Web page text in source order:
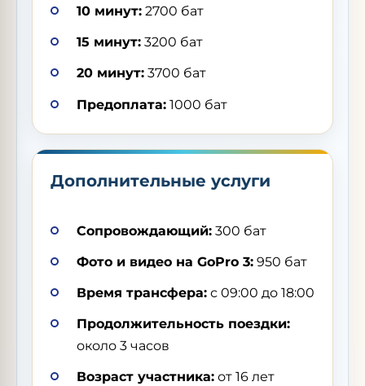
10 минут: 2700 бат
15 минут: 3200 бат
20 минут: 3700 бат
Предоплата: 1000 бат
Дополнительные услуги
Сопровождающий: 300 бат
Фото и видео на GoPro 3: 950 бат
Время трансфера: с 09:00 до 18:00
Продолжительность поездки:
около 3 часов
Возраст участника: от 16 лет